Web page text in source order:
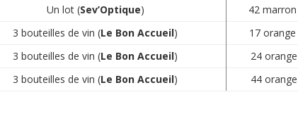
Un lot (Sev’Optique) 42 marron
3 bouteilles de vin (Le Bon Accueil) 17 orange
3 bouteilles de vin (Le Bon Accueil) 24 orange
3 bouteilles de vin (Le Bon Accueil) 44 orange